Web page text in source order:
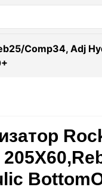
Comp34, Adj